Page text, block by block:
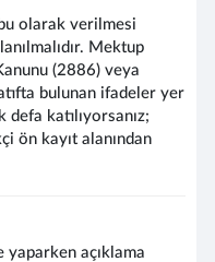
olarak verilmesi
Mektup
(2886) veya
bulunan ifadeler yer
katılıyorsanız;
ön kayıt alanından
yaparken açıklama